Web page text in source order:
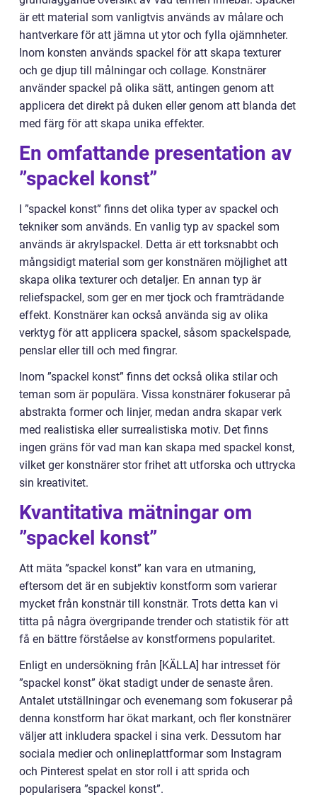
är ett material som vanligtvis används av målare och
hantverkare för att jämna ut ytor och fylla ojämnheter.
Inom konsten används spackel för att skapa texturer
och ge djup till målningar och collage. Konstnärer
använder spackel på olika sätt, antingen genom att
applicera det direkt på duken eller genom att blanda det
med färg för att skapa unika effekter.
En omfattande presentation av
”spackel konst”
I ”spackel konst” finns det olika typer av spackel och
tekniker som används. En vanlig typ av spackel som
används är akrylspackel. Detta är ett torksnabbt och
mångsidigt material som ger konstnären möjlighet att
skapa olika texturer och detaljer. En annan typ är
reliefspackel, som ger en mer tjock och framträdande
effekt. Konstnärer kan också använda sig av olika
verktyg för att applicera spackel, såsom spackelspade,
penslar eller till och med fingrar.
Inom ”spackel konst” finns det också olika stilar och
teman som är populära. Vissa konstnärer fokuserar på
abstrakta former och linjer, medan andra skapar verk
med realistiska eller surrealistiska motiv. Det finns
ingen gräns för vad man kan skapa med spackel konst,
vilket ger konstnärer stor frihet att utforska och uttrycka
sin kreativitet.
Kvantitativa mätningar om
”spackel konst”
Att mäta ”spackel konst” kan vara en utmaning,
eftersom det är en subjektiv konstform som varierar
mycket från konstnär till konstnär. Trots detta kan vi
titta på några övergripande trender och statistik för att
få en bättre förståelse av konstformens popularitet.
Enligt en undersökning från [KÄLLA] har intresset för
”spackel konst” ökat stadigt under de senaste åren.
Antalet utställningar och evenemang som fokuserar på
denna konstform har ökat markant, och fler konstnärer
väljer att inkludera spackel i sina verk. Dessutom har
sociala medier och onlineplattformar som Instagram
och Pinterest spelat en stor roll i att sprida och
popularisera ”spackel konst”.